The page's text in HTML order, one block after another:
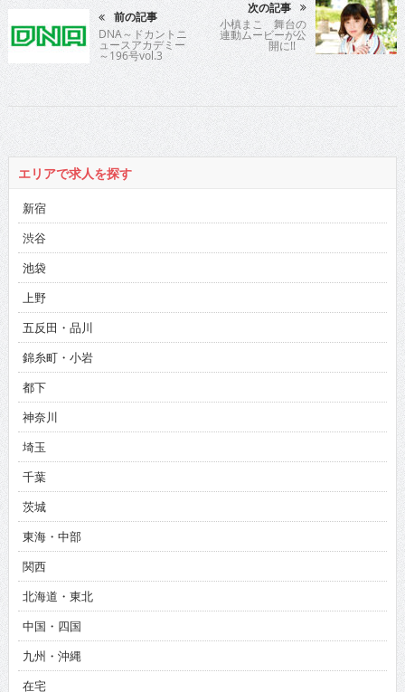
前の記事
DNA～ドカントニ
ュースアカデミー
～196号vol.3
次の記事
小槙まこ 舞台の
連動ムービーが公
開に!!
エリアで求人を探す
新宿
渋谷
池袋
上野
五反田・品川
錦糸町・小岩
都下
神奈川
埼玉
千葉
茨城
東海・中部
関西
北海道・東北
中国・四国
九州・沖縄
在宅